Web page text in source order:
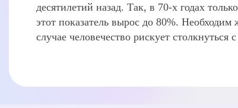
десятилетий назад. Так, в 70-х годах
этот показатель вырос до 80%.
случае человечество рискует